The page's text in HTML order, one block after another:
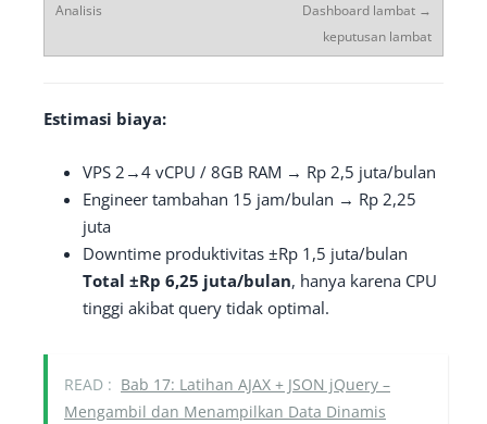
Dashboard lambat →
keputusan lambat
Estimasi biaya:
VPS 2→4 vCPU / 8GB RAM → Rp 2,5 juta/bulan
Engineer tambahan 15 jam/bulan → Rp 2,25
juta
Downtime produktivitas ±Rp 1,5 juta/bulan
Total ±Rp 6,25 juta/bulan, hanya karena CPU
tinggi akibat query tidak optimal.
READ : Bab 17: Latihan AJAX + JSON jQuery –
Mengambil dan Menampilkan Data Dinamis